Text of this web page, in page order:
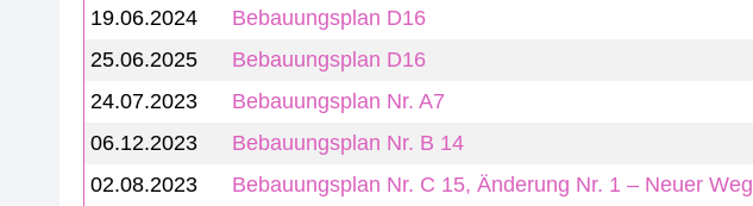
19.06.2024
Bebauungsplan D16
25.06.2025
Bebauungsplan D16
24.07.2023
Bebauungsplan Nr. A7
06.12.2023
Bebauungsplan Nr. B 14
02.08.2023
Bebauungsplan Nr. C 15, Änderung Nr. 1 – Neuer Weg